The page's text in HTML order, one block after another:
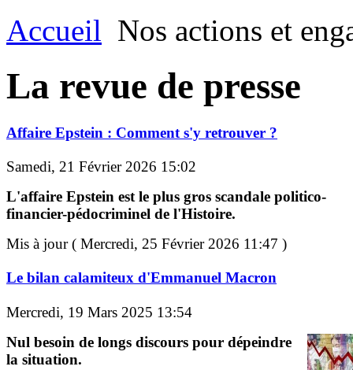
Accueil Nos actions et
La revue de presse
Affaire Epstein : Comment s'y retrouver ?
Samedi, 21 Février 2026 15:02
L'affaire Epstein est le plus gros scandale politico-
financier-pédocriminel de l'Histoire.
Mis à jour ( Mercredi, 25 Février 2026 11:47 )
Le bilan calamiteux d'Emmanuel Macron
Mercredi, 19 Mars 2025 13:54
Nul besoin de longs discours pour dépeindre
la situation.